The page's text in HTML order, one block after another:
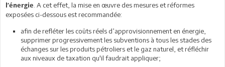
l’énergie . A cet effet, la mise en œuvre des mesures et réformes
exposées ci-dessous est recommandée:
afin de refléter les coûts réels d’approvisionnement en énergie,
supprimer progressivement les subventions à tous les stades des
échanges sur les produits pétroliers et le gaz naturel, et réfléchir
aux niveaux de taxation qu'il faudrait appliquer;